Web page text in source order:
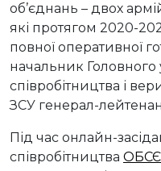
об’єднань – двох
які протягом 2020-
повної оперативної
начальник
співробітництва і
ЗСУ генерал-
Під час онлайн-
співробітництва ОБСЄ